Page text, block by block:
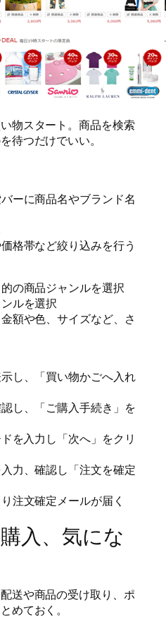
物スタート。商品を検索
待つだけでいい。
ーに商品名やブランド名
格帯など絞り込みを行う
の商品ジャンルを選択
ルを選択
額や色、サイズなど、さ
し、「買い物かごへ入れ
し、「ご購入手続き」を
を入力し「次へ」をクリ
力、確認し「注文を確定
注文確定メールが届く
入、気にな
送や商品の受け取り、ポ
めておく。